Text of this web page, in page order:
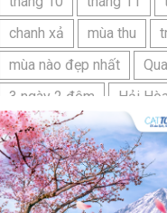
chanh xả
mùa thu
mùa nào đẹp nhất
3 ngày 2 đêm
Hải Hòa
Bangkok
Bí quyết
Nhật Bản
du lịch sầm
bãi tắm sấm sơn
đặc